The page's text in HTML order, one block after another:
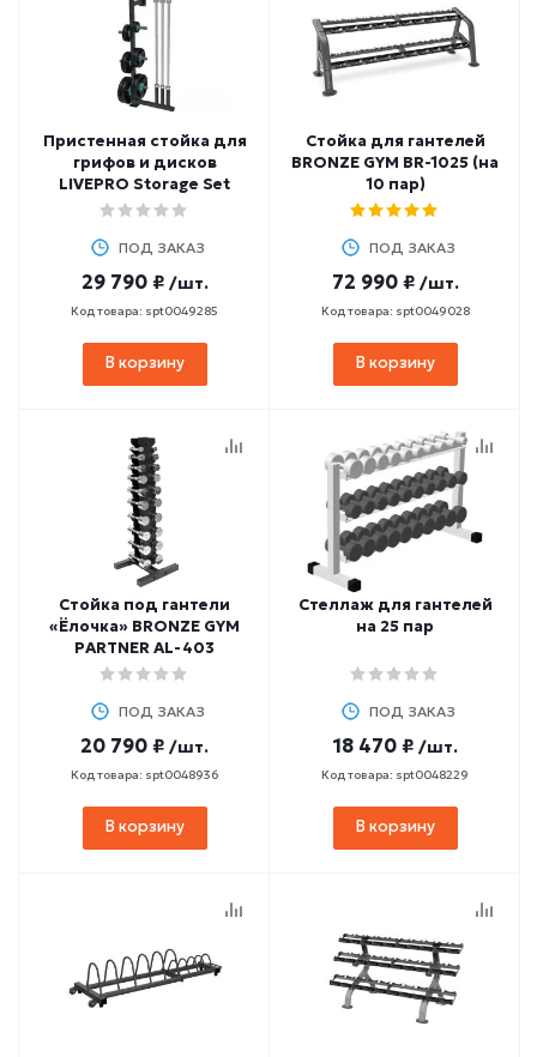
Пристенная стойка для
грифов и дисков
LIVEPRO Storage Set
ПОД ЗАКАЗ
29 790 ₽ /шт.
Код товара: spt0049285
В корзину
Стойка для гантелей
BRONZE GYM BR-1025 (на
10 пар)
ПОД ЗАКАЗ
72 990 ₽ /шт.
Код товара: spt0049028
В корзину
Стойка под гантели
«Ёлочка» BRONZE GYM
PARTNER AL-403
ПОД ЗАКАЗ
20 790 ₽ /шт.
Код товара: spt0048936
В корзину
Стеллаж для гантелей
на 25 пар
ПОД ЗАКАЗ
18 470 ₽ /шт.
Код товара: spt0048229
В корзину